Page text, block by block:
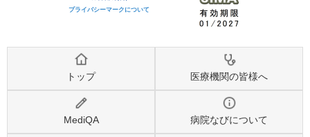
プライバシーマークについて
トップ 医療機関の皆様へ
MediQA 病院なびについて